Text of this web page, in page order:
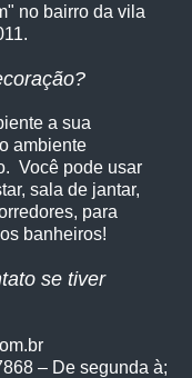
no bairro da vila
a sua
ambiente
Você pode usar
sala de jantar,
para
banheiros!
se tiver
– De segunda à;